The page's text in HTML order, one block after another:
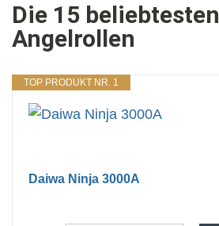
Die 15 beliebtesten
Angelrollen
TOP PRODUKT NR. 1
Daiwa Ninja 3000A